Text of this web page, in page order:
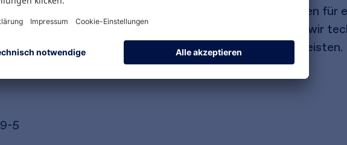
der Geldknappheit und skizziert progressive Reformen für
― im Sinne des Gemeinwohls. All das, wozu wir
demokratisch einigen können, können wir uns auch leisten.
5